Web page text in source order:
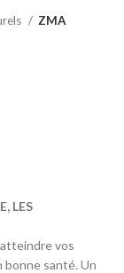
ZMA
LES
vos
bonne santé. Un